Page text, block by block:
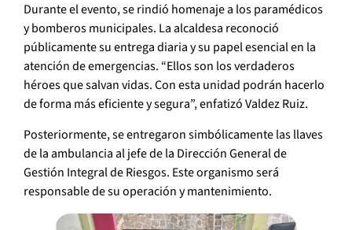
Durante el evento, se rindió homenaje a los paramédicos
y bomberos municipales. La alcaldesa reconoció
públicamente su entrega diaria y su papel esencial en la
atención de emergencias. “Ellos son los verdaderos
héroes que salvan vidas. Con esta unidad podrán hacerlo
de forma más eficiente y segura”, enfatizó Valdez Ruiz.
Posteriormente, se entregaron simbólicamente las llaves
de la ambulancia al jefe de la Dirección General de
Gestión Integral de Riesgos. Este organismo será
responsable de su operación y mantenimiento.